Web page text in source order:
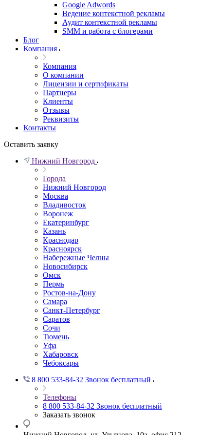
Google Adwords
Ведение контекстной рекламы
Аудит контекстной рекламы
SMM и работа с блогерами
Блог
Компания
Компания
О компании
Лицензии и сертификаты
Партнеры
Клиенты
Отзывы
Реквизиты
Контакты
Оставить заявку
Нижний Новгород
Города
Нижний Новгород
Москва
Владивосток
Воронеж
Екатеринбург
Казань
Краснодар
Красноярск
Набережные Челны
Новосибирск
Омск
Пермь
Ростов-на-Дону
Самара
Санкт-Петербург
Саратов
Сочи
Тюмень
Уфа
Хабаровск
Чебоксары
8 800 533-84-32 Звонок бесплатный
Телефоны
8 800 533-84-32 Звонок бесплатный
Заказать звонок